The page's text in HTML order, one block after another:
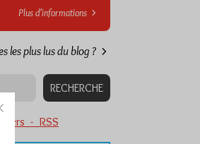
Plus d’informations
les plus lus du blog ?
- RSS